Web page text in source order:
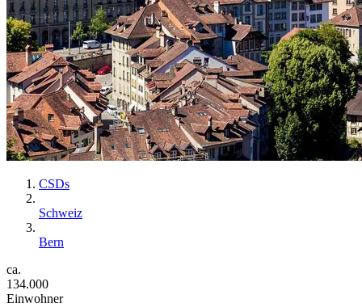
CSDs
Schweiz
Bern
ca.
134.000
Einwohner